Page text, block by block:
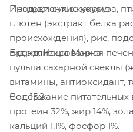
Ингредиенты: кукуруза,
глютен (экстракт белка
происхождения), рис,
гидролизированная
пульпа сахарной свеклы
витамины, антиоксидант,
Содержание питательных
протеин 32%, жир 14%,
кальций 1,1%, фосфор 1%.
Продукт: сухие корма
Бренд: Наша Марка
Вес: 15.2